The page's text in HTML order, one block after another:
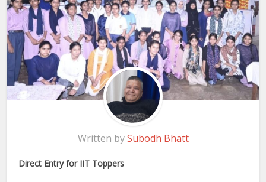
Written bySubodh Bhatt
Direct Entry for IIT Toppers